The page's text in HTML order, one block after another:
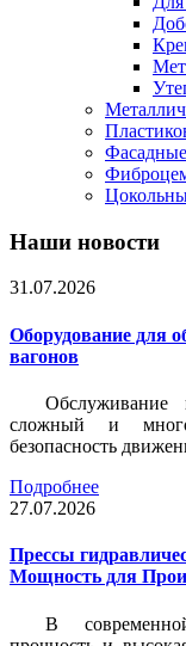
Наши новости
31.07.2026
Оборудование для
вагонов
сложный и
безопасность
Подробнее
27.07.2026
Прессы
Мощность для
В